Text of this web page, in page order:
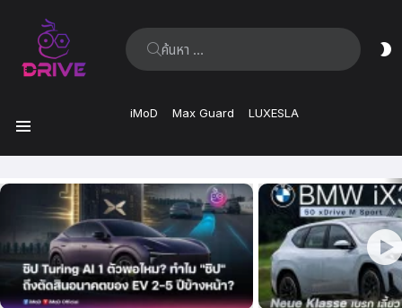
ค้นหา:
iMoD Max Guard LUXESLA
ล่าสุด